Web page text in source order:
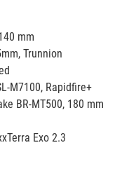
mm
Trunnion
M7100, Rapidfire+
BR-MT500, 180 mm
Exo 2.3